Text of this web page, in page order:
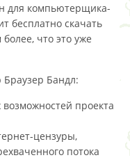
для компьютерщика-
бесплатно скачать
что это уже
Бандл:
проекта
цензуры,
потока